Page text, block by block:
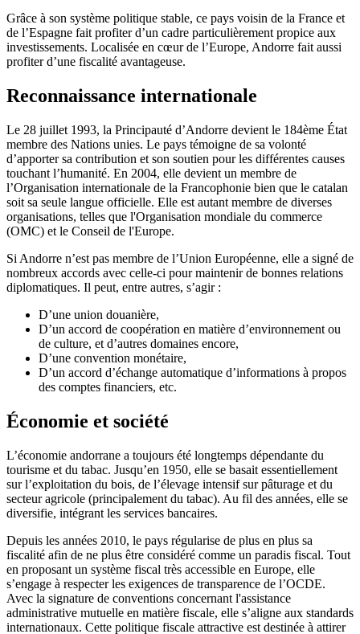
Grâce à son système politique stable, ce pays voisin de la France et
de l’Espagne fait profiter d’un cadre particulièrement propice aux
investissements. Localisée en cœur de l’Europe, Andorre fait aussi
profiter d’une fiscalité avantageuse.
Reconnaissance internationale
Le 28 juillet 1993, la Principauté d’Andorre devient le 184ème État
membre des Nations unies. Le pays témoigne de sa volonté
d’apporter sa contribution et son soutien pour les différentes causes
touchant l’humanité. En 2004, elle devient un membre de
l’Organisation internationale de la Francophonie bien que le catalan
soit sa seule langue officielle. Elle est autant membre de diverses
organisations, telles que l'Organisation mondiale du commerce
(OMC) et le Conseil de l'Europe.
Si Andorre n’est pas membre de l’Union Européenne, elle a signé de
nombreux accords avec celle-ci pour maintenir de bonnes relations
diplomatiques. Il peut, entre autres, s’agir :
D’une union douanière,
D’un accord de coopération en matière d’environnement ou
de culture, et d’autres domaines encore,
D’une convention monétaire,
D’un accord d’échange automatique d’informations à propos
des comptes financiers, etc.
Économie et société
L’économie andorrane a toujours été longtemps dépendante du
tourisme et du tabac. Jusqu’en 1950, elle se basait essentiellement
sur l’exploitation du bois, de l’élevage intensif sur pâturage et du
secteur agricole (principalement du tabac). Au fil des années, elle se
diversifie, intégrant les services bancaires.
Depuis les années 2010, le pays régularise de plus en plus sa
fiscalité afin de ne plus être considéré comme un paradis fiscal. Tout
en proposant un système fiscal très accessible en Europe, elle
s’engage à respecter les exigences de transparence de l’OCDE.
Avec la signature de conventions concernant l'assistance
administrative mutuelle en matière fiscale, elle s’aligne aux standards
internationaux. Cette politique fiscale attractive est destinée à attirer